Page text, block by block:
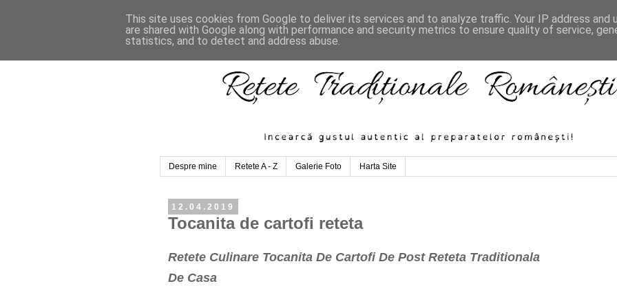
Despre mine Retete A - Z Galerie Foto Harta Site
12.04.2019
Tocanita de cartofi reteta
Retete Culinare Tocanita De Cartofi De Post Reteta Traditionala
De Casa
This site uses cookies from Google to deliver its services and to analyze traffic. Your IP address and
are shared with Google along with performance and security metrics to ensure quality of service,
statistics, and to detect and address abuse.